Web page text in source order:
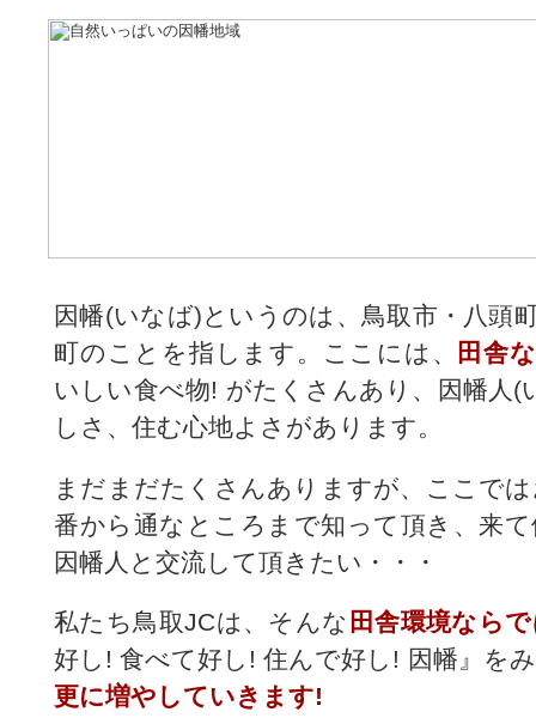
因幡(いなば)というのは、鳥取市・八頭
町のことを指します。ここには、
田舎
いしい食べ物! がたくさんあり、因幡人(
しさ、住む心地よさがあります。
まだまだたくさんありますが、ここで
番から通なところまで知って頂き、来
因幡人と交流して頂きたい・・・
私たち鳥取JCは、そんな 田舎環境なら
好し! 食べて好し! 住んで好し! 因幡』を
更に増やしていきます!